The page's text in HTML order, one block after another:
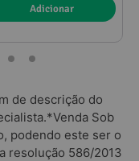
Adicionar
de descrição do
Sob
podendo este ser o
resolução 586/2013